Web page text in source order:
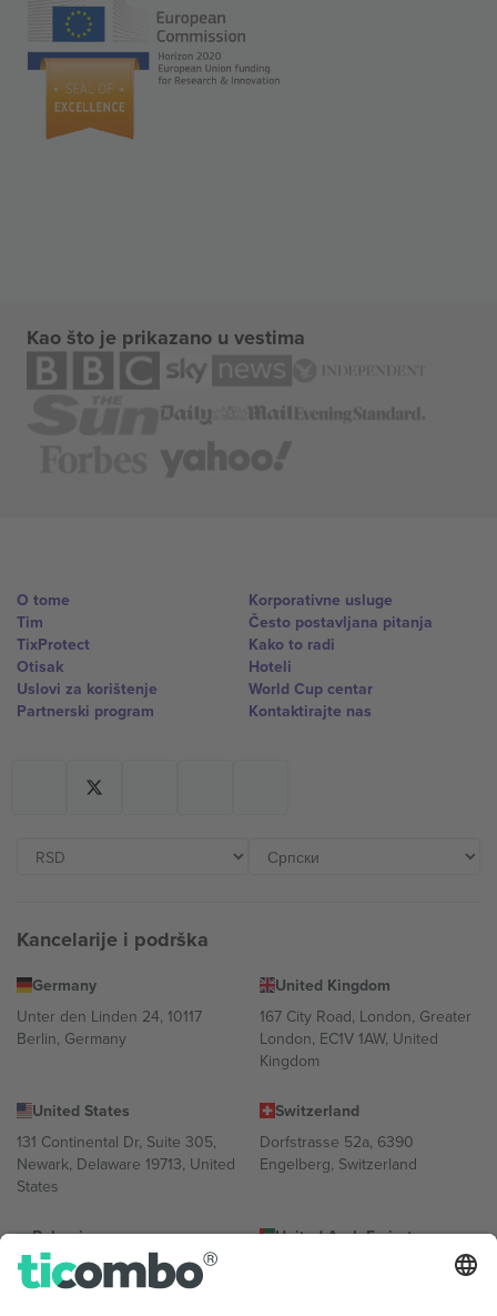
Kao što je prikazano u vestima
O tome
Tim
TixProtect
Otisak
Uslovi za korištenje
Partnerski program
Korporativne usluge
Često postavljana pitanja
Kako to radi
Hoteli
World Cup centar
Kontaktirajte nas
Kancelarije i podrška
Germany
Unter den Linden 24, 10117
Berlin, Germany
United Kingdom
167 City Road, London, Greater
London, EC1V 1AW, United
Kingdom
United States
131 Continental Dr, Suite 305,
Newark, Delaware 19713, United
States
Switzerland
Dorfstrasse 52a, 6390
Engelberg, Switzerland
Bulgaria
Regus Sofia City West, bul
Totleben 53-55, 1606 Sofia,
United Arab Emirates
UAE Dubai Silicon Oasis, DDP